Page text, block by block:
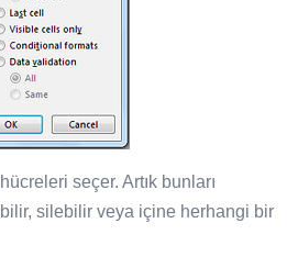
seçer. Artık bunları
silebilir veya içine herhangi bir